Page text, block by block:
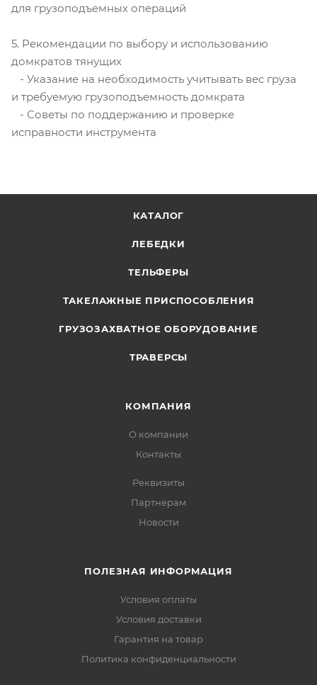
для грузоподъемных операций
5. Рекомендации по выбору и использованию
домкратов тянущих
- Указание на необходимость учитывать вес груза
и требуемую грузоподъемность домкрата
- Советы по поддержанию и проверке
исправности инструмента
КАТАЛОГ
ЛЕБЕДКИ
ТЕЛЬФЕРЫ
ТАКЕЛАЖНЫЕ ПРИСПОСОБЛЕНИЯ
ГРУЗОЗАХВАТНОЕ ОБОРУДОВАНИЕ
ТРАВЕРСЫ
КОМПАНИЯ
О компании
Контакты
Реквизиты
Партнерам
Новости
ПОЛЕЗНАЯ ИНФОРМАЦИЯ
Условия оплаты
Условия доставки
Гарантия на товар
Политика конфиденциальности